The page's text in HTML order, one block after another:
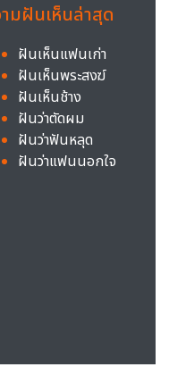
มฝันเห็นล่าสุด
ฝันเห็นแฟนเก่า
ฝันเห็นพระสงฆ์
ฝันเห็นช้าง
ฝันว่าตัดผม
ฝันว่าฟันหลุด
ฝันว่าแฟนนอกใจ